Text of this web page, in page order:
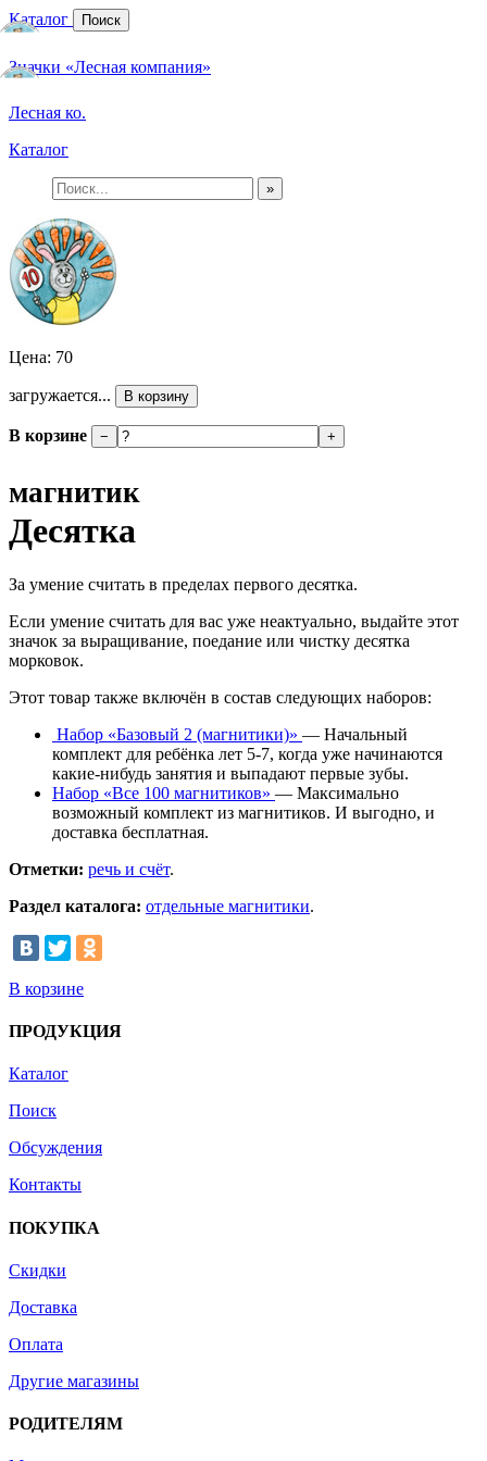
Каталог Поиск
Значки «Лесная компания»
Лесная ко.
Каталог
»
Цена: 70
загружается... В корзину
В корзине − +
магнитик
Десятка
За умение считать в пределах первого десятка.
Если умение считать для вас уже неактуально, выдайте этот
значок за выращивание, поедание или чистку десятка
морковок.
Этот товар также включён в состав следующих наборов:
Набор «Базовый 2 (магнитики)» — Начальный
комплект для ребёнка лет 5-7, когда уже начинаются
какие-нибудь занятия и выпадают первые зубы.
Набор «Все 100 магнитиков» — Максимально
возможный комплект из магнитиков. И выгодно, и
доставка бесплатная.
Отметки: речь и счёт.
Раздел каталога: отдельные магнитики.
В корзине
ПРОДУКЦИЯ
Каталог
Поиск
Обсуждения
Контакты
ПОКУПКА
Скидки
Доставка
Оплата
Другие магазины
РОДИТЕЛЯМ